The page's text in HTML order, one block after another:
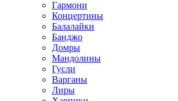
Гармони
Концертины
Балалайки
Банджо
Домры
Мандолины
Гусли
Варганы
Лиры